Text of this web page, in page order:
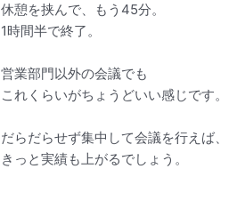
休憩を挟んで、もう45分。
1時間半で終了。
営業部門以外の会議でも
これくらいがちょうどいい感じです。
だらだらせず集中して会議を行えば、
きっと実績も上がるでしょう。